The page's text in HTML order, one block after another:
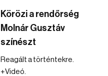
Körözi a rendőrség
Molnár Gusztáv
színészt
Reagált a történtekre.
+Videó.